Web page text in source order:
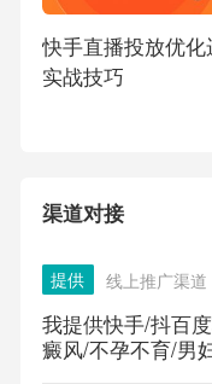
快手直播投放优化
实战技巧
渠道对接
提供 线上推广渠道
我提供快手/抖百
癜风/不孕不育/男